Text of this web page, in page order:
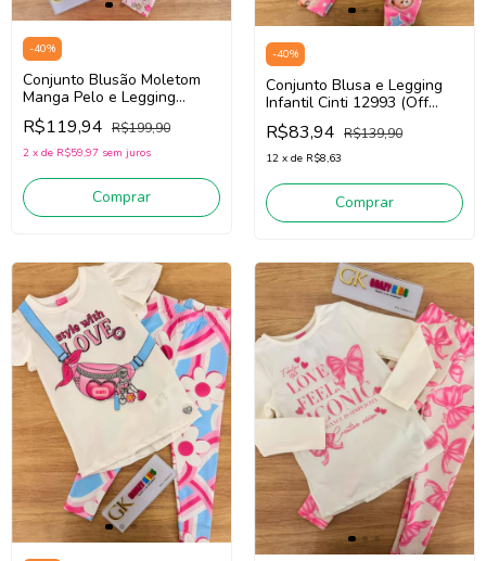
-40%
Conjunto Blusão Moletom
Manga Pelo e Legging
Infantil CINTI 12893 (Bege
/Off White/Rosa Floral)
R$119,94 R$199,90
2 x de R$59,97 sem juros
Comprar
-40%
Conjunto Blusa e Legging
Infantil Cinti 12993 (Off
White /Rosa)
R$83,94 R$139,90
12 x de R$8,63
Comprar